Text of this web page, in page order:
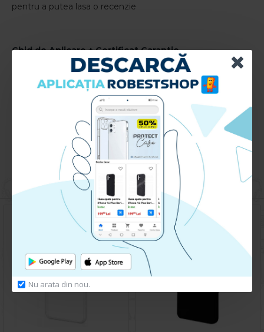
Nu arata din nou.
pentru a putea lasa o recenzie
Ghid de Aplicare + Certificat Garantie
Descarca
Ghid de Aplicare Huse + Certificat de Garantie
Huse pentru acelasi telefon